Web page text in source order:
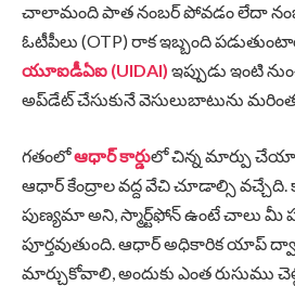
చాలామంది పాత నంబర్ పోవడం లేదా
ఓటీపీలు (OTP) రాక ఇబ్బంది
యూఐడీఏఐ (UIDAI) ఇప్పుడు ఇంటి
అప్‌డేట్ చేసుకునే వెసులుబాటును
గతంలోఆధార్ కార్డులో చిన్న మార్పు
ఆధార్ కేంద్రాల వద్ద వేచి చూడాల్సి వచ్చేది.
పుణ్యమా అని, స్మార్ట్‌ఫోన్ ఉంటే చాలు మీ
పూర్తవుతుంది. ఆధార్ అధికారిక యాప్
మార్చుకోవాలి, అందుకు ఎంత రుసుము